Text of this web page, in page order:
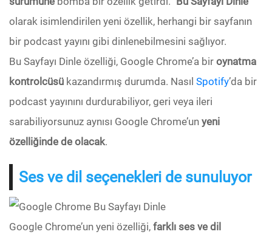
olarak isimlendirilen yeni özellik, herhangi bir sayfanın
bir podcast yayını gibi dinlenebilmesini sağlıyor.
Bu Sayfayı Dinle özelliği, Google Chrome’a bir oynatma
kontrolcüsü kazandırmış durumda. Nasıl Spotify’da bir
podcast yayınını durdurabiliyor, geri veya ileri
sarabiliyorsunuz aynısı Google Chrome’un yeni
özelliğinde de olacak.
Ses ve dil seçenekleri de sunuluyor
Google Chrome’un yeni özelliği, farklı ses ve dil